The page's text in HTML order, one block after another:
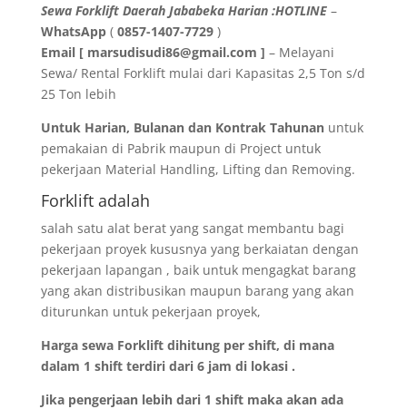
Sewa Forklift Daerah Jababeka Harian :HOTLINE –
WhatsApp( 0857-1407-7729)
Email [ marsudisudi86@gmail.com ] – Melayani
Sewa/ Rental Forklift mulai dari Kapasitas 2,5 Ton s/d
25 Ton lebih
Untuk Harian, Bulanan dan Kontrak Tahunanuntuk
pemakaian di Pabrik maupun di Project untuk
pekerjaan Material Handling, Lifting dan Removing.
Forklift adalah
salah satu alat berat yang sangat membantu bagi
pekerjaan proyek kususnya yang berkaiatan dengan
pekerjaan lapangan , baik untuk mengagkat barang
yang akan distribusikan maupun barang yang akan
diturunkan untuk pekerjaan proyek,
Harga sewa Forklift dihitung per shift, di mana
dalam 1 shift terdiri dari 6 jam di lokasi .
Jika pengerjaan lebih dari 1 shift maka akan ada